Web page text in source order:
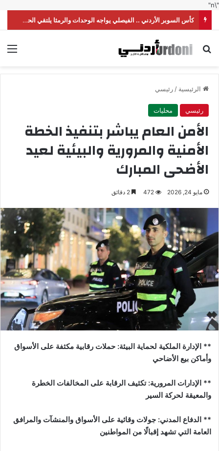
"\n"
كأس السوبر الأردني .. الفيصلي يواجه الوحدات والرمثا يلتقي الحسين
بحث عن
الرئيسية /رئيسي
رئيسي محليات
الأمن العام يباشر بتنفيذ الخطة
الأمنية والمرورية والبيئية لعيد
الأضحى المبارك
مايو 24, 2026 472
** الإدارة الملكية لحماية البيئة: حملات رقابية مكثفة على الأسواق
وأماكن بيع الأضاحي
** الإدارات المرورية: تكثيف الرقابة على المخالفات الخطرة
والمعيقة لحركة السير
** الدفاع المدني: جولات وقائية على الأسواق والمنشآت والمرافق
العامة التي تشهد إقبالًا من المواطنين